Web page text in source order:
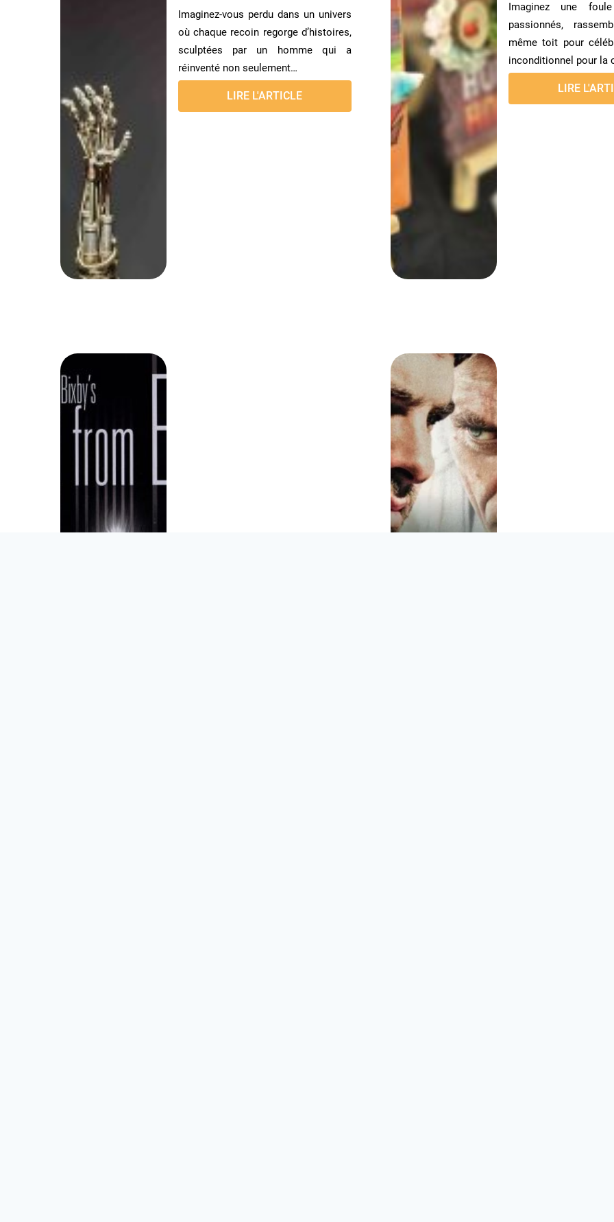
Imaginez-vous perdu dans un univers
où chaque recoin regorge d’histoires,
sculptées par un homme qui a
réinventé non seulement…
LIRE L'ARTICLE
Imaginez une
passionnés,
même toit pour
inconditionnel pour la
LIRE